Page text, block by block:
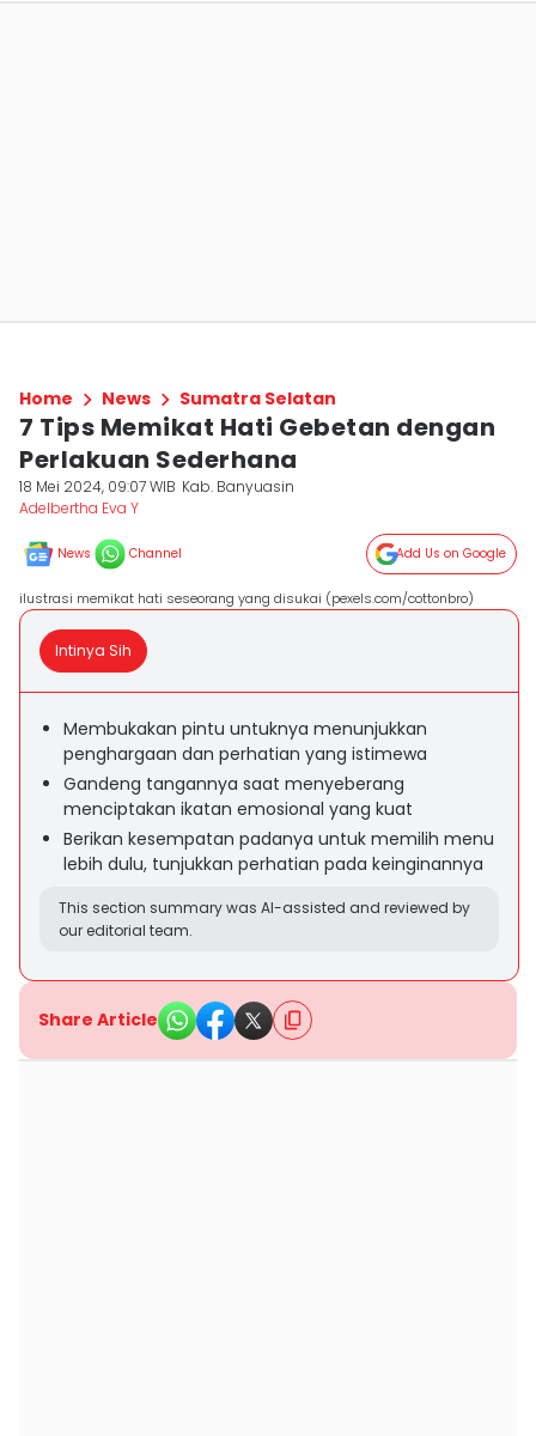
Home News Sumatra Selatan
7 Tips Memikat Hati Gebetan dengan
Perlakuan Sederhana
18 Mei 2024, 09:07 WIB Kab. Banyuasin
Adelbertha Eva Y
News Channel Add Us on Google
ilustrasi memikat hati seseorang yang disukai (pexels.com/cottonbro)
Intinya Sih
Membukakan pintu untuknya menunjukkan
penghargaan dan perhatian yang istimewa
Gandeng tangannya saat menyeberang
menciptakan ikatan emosional yang kuat
Berikan kesempatan padanya untuk memilih menu
lebih dulu, tunjukkan perhatian pada keinginannya
This section summary was AI-assisted and reviewed by
our editorial team.
Share Article